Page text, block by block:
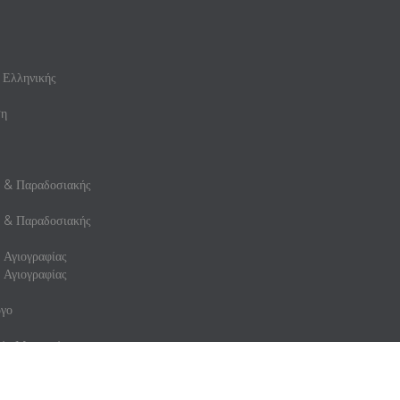
& Παραδοσιακής
& Παραδοσιακής
Μουσικής